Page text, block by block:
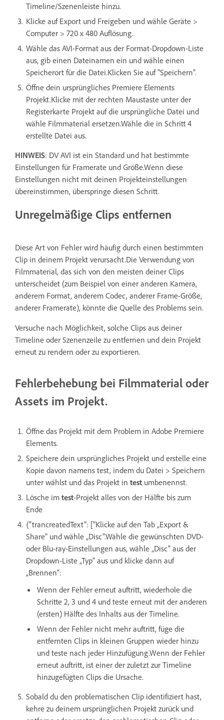
Timeline/Szenenleiste hinzu.
Klicke auf Export und Freigeben und wähle Geräte >
Computer > 720 x 480 Auflösung.
Wähle das AVI-Format aus der Format-Dropdown-Liste
aus, gib einen Dateinamen ein und wähle einen
Speicherort für die Datei.Klicken Sie auf "Speichern".
Öffne dein ursprüngliches Premiere Elements
Projekt.Klicke mit der rechten Maustaste unter der
Registerkarte Projekt auf die ursprüngliche Datei und
wähle Filmmaterial ersetzen.Wähle die in Schritt 4
erstellte Datei aus.
HINWEIS: DV AVI ist ein Standard und hat bestimmte
Einstellungen für Framerate und Größe.Wenn diese
Einstellungen nicht mit deinen Projekteinstellungen
übereinstimmen, überspringe diesen Schritt.
Unregelmäßige Clips entfernen
Diese Art von Fehler wird häufig durch einen bestimmten
Clip in deinem Projekt verursacht.Die Verwendung von
Filmmaterial, das sich von den meisten deiner Clips
unterscheidet (zum Beispiel von einer anderen Kamera,
anderem Format, anderem Codec, anderer Frame-Größe,
anderer Framerate), könnte die Quelle des Problems sein.
Versuche nach Möglichkeit, solche Clips aus deiner
Timeline oder Szenenzeile zu entfernen und dein Projekt
erneut zu rendern oder zu exportieren.
Fehlerbehebung bei Filmmaterial oder
Assets im Projekt.
Öffne das Projekt mit dem Problem in Adobe Premiere
Elements.
Speichere dein ursprüngliches Projekt und erstelle eine
Kopie davon namens test, indem du Datei > Speichern
unter wählst und das Projekt in test umbenennst.
Lösche im test-Projekt alles von der Hälfte bis zum
Ende
{"trancreatedText": ["Klicke auf den Tab „Export &
Share" und wähle „Disc".Wähle die gewünschten DVD-
oder Blu-ray-Einstellungen aus, wähle „Disc" aus der
Dropdown-Liste „Typ" aus und klicke dann auf
„Brennen":
Wenn der Fehler erneut auftritt, wiederhole die
Schritte 2, 3 und 4 und teste erneut mit der anderen
(ersten) Hälfte des Inhalts aus der Timeline.
Wenn der Fehler nicht mehr auftritt, füge die
entfernten Clips in kleinen Gruppen wieder hinzu
und teste nach jeder Hinzufügung.Wenn der Fehler
erneut auftritt, ist einer der zuletzt zur Timeline
hinzugefügten Clips die Ursache.
Sobald du den problematischen Clip identifiziert hast,
kehre zu deinem ursprünglichen Projekt zurück und